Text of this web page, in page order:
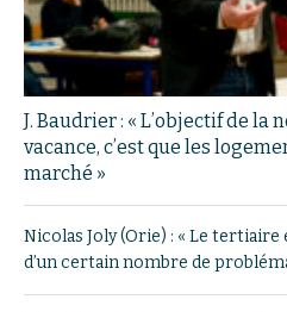
J. Baudrier : « L’objectif de la
vacance, c’est que les
marché »
Nicolas Joly (Orie) : « Le
d’un certain nombre de